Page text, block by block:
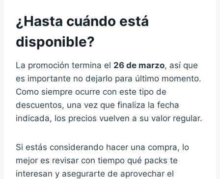
¿Hasta cuándo está
disponible?
La promoción termina el 26 de marzo, así que
es importante no dejarlo para último momento.
Como siempre ocurre con este tipo de
descuentos, una vez que finaliza la fecha
indicada, los precios vuelven a su valor regular.
Si estás considerando hacer una compra, lo
mejor es revisar con tiempo qué packs te
interesan y asegurarte de aprovechar el